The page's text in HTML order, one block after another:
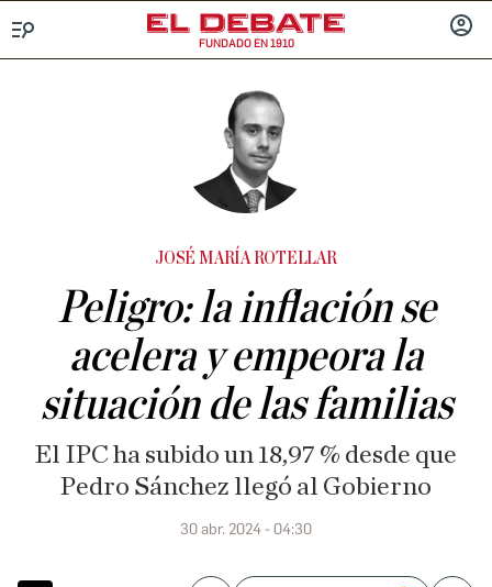
FUNDADO EN 1910
JOSÉ MARÍA ROTELLAR
Peligro: la inflación se
acelera y empeora la
situación de las familias
El IPC ha subido un 18,97 % desde que
Pedro Sánchez llegó al Gobierno
30 abr. 2024 - 04:30